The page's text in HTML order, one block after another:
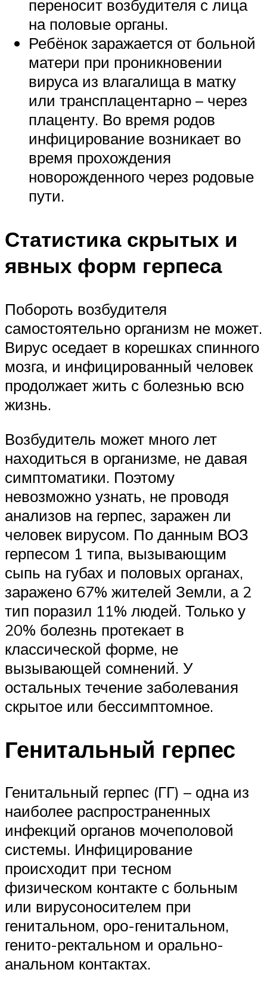
переносит возбудителя с лица
на половые органы.
Ребёнок заражается от больной
матери при проникновении
вируса из влагалища в матку
или трансплацентарно – через
плаценту. Во время родов
инфицирование возникает во
время прохождения
новорожденного через родовые
пути.
Статистика скрытых и
явных форм герпеса
Побороть возбудителя
самостоятельно организм не может.
Вирус оседает в корешках спинного
мозга, и инфицированный человек
продолжает жить с болезнью всю
жизнь.
Возбудитель может много лет
находиться в организме, не давая
симптоматики. Поэтому
невозможно узнать, не проводя
анализов на герпес, заражен ли
человек вирусом. По данным ВОЗ
герпесом 1 типа, вызывающим
сыпь на губах и половых органах,
заражено 67% жителей Земли, а 2
тип поразил 11% людей. Только у
20% болезнь протекает в
классической форме, не
вызывающей сомнений. У
остальных течение заболевания
скрытое или бессимптомное.
Генитальный герпес
Генитальный герпес (ГГ) – одна из
наиболее распространенных
инфекций органов мочеполовой
системы. Инфицирование
происходит при тесном
физическом контакте с больным
или вирусоносителем при
генитальном, оро-генитальном,
генито-ректальном и орально-
анальном контактах.